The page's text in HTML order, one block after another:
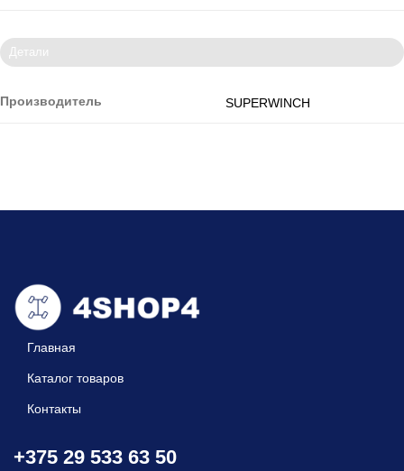
Детали
Производитель SUPERWINCH
Главная
Каталог товаров
Контакты
+375 29 533 63 50